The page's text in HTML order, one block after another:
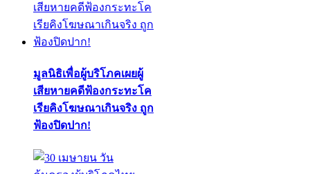
มูลนิธิเพื่อผู้บริโภคเผยผู้
เสียหายคดีฟ้องกระทะโค
เรียคิงโฆษณาเกินจริง ถูก
ฟ้องปิดปาก!